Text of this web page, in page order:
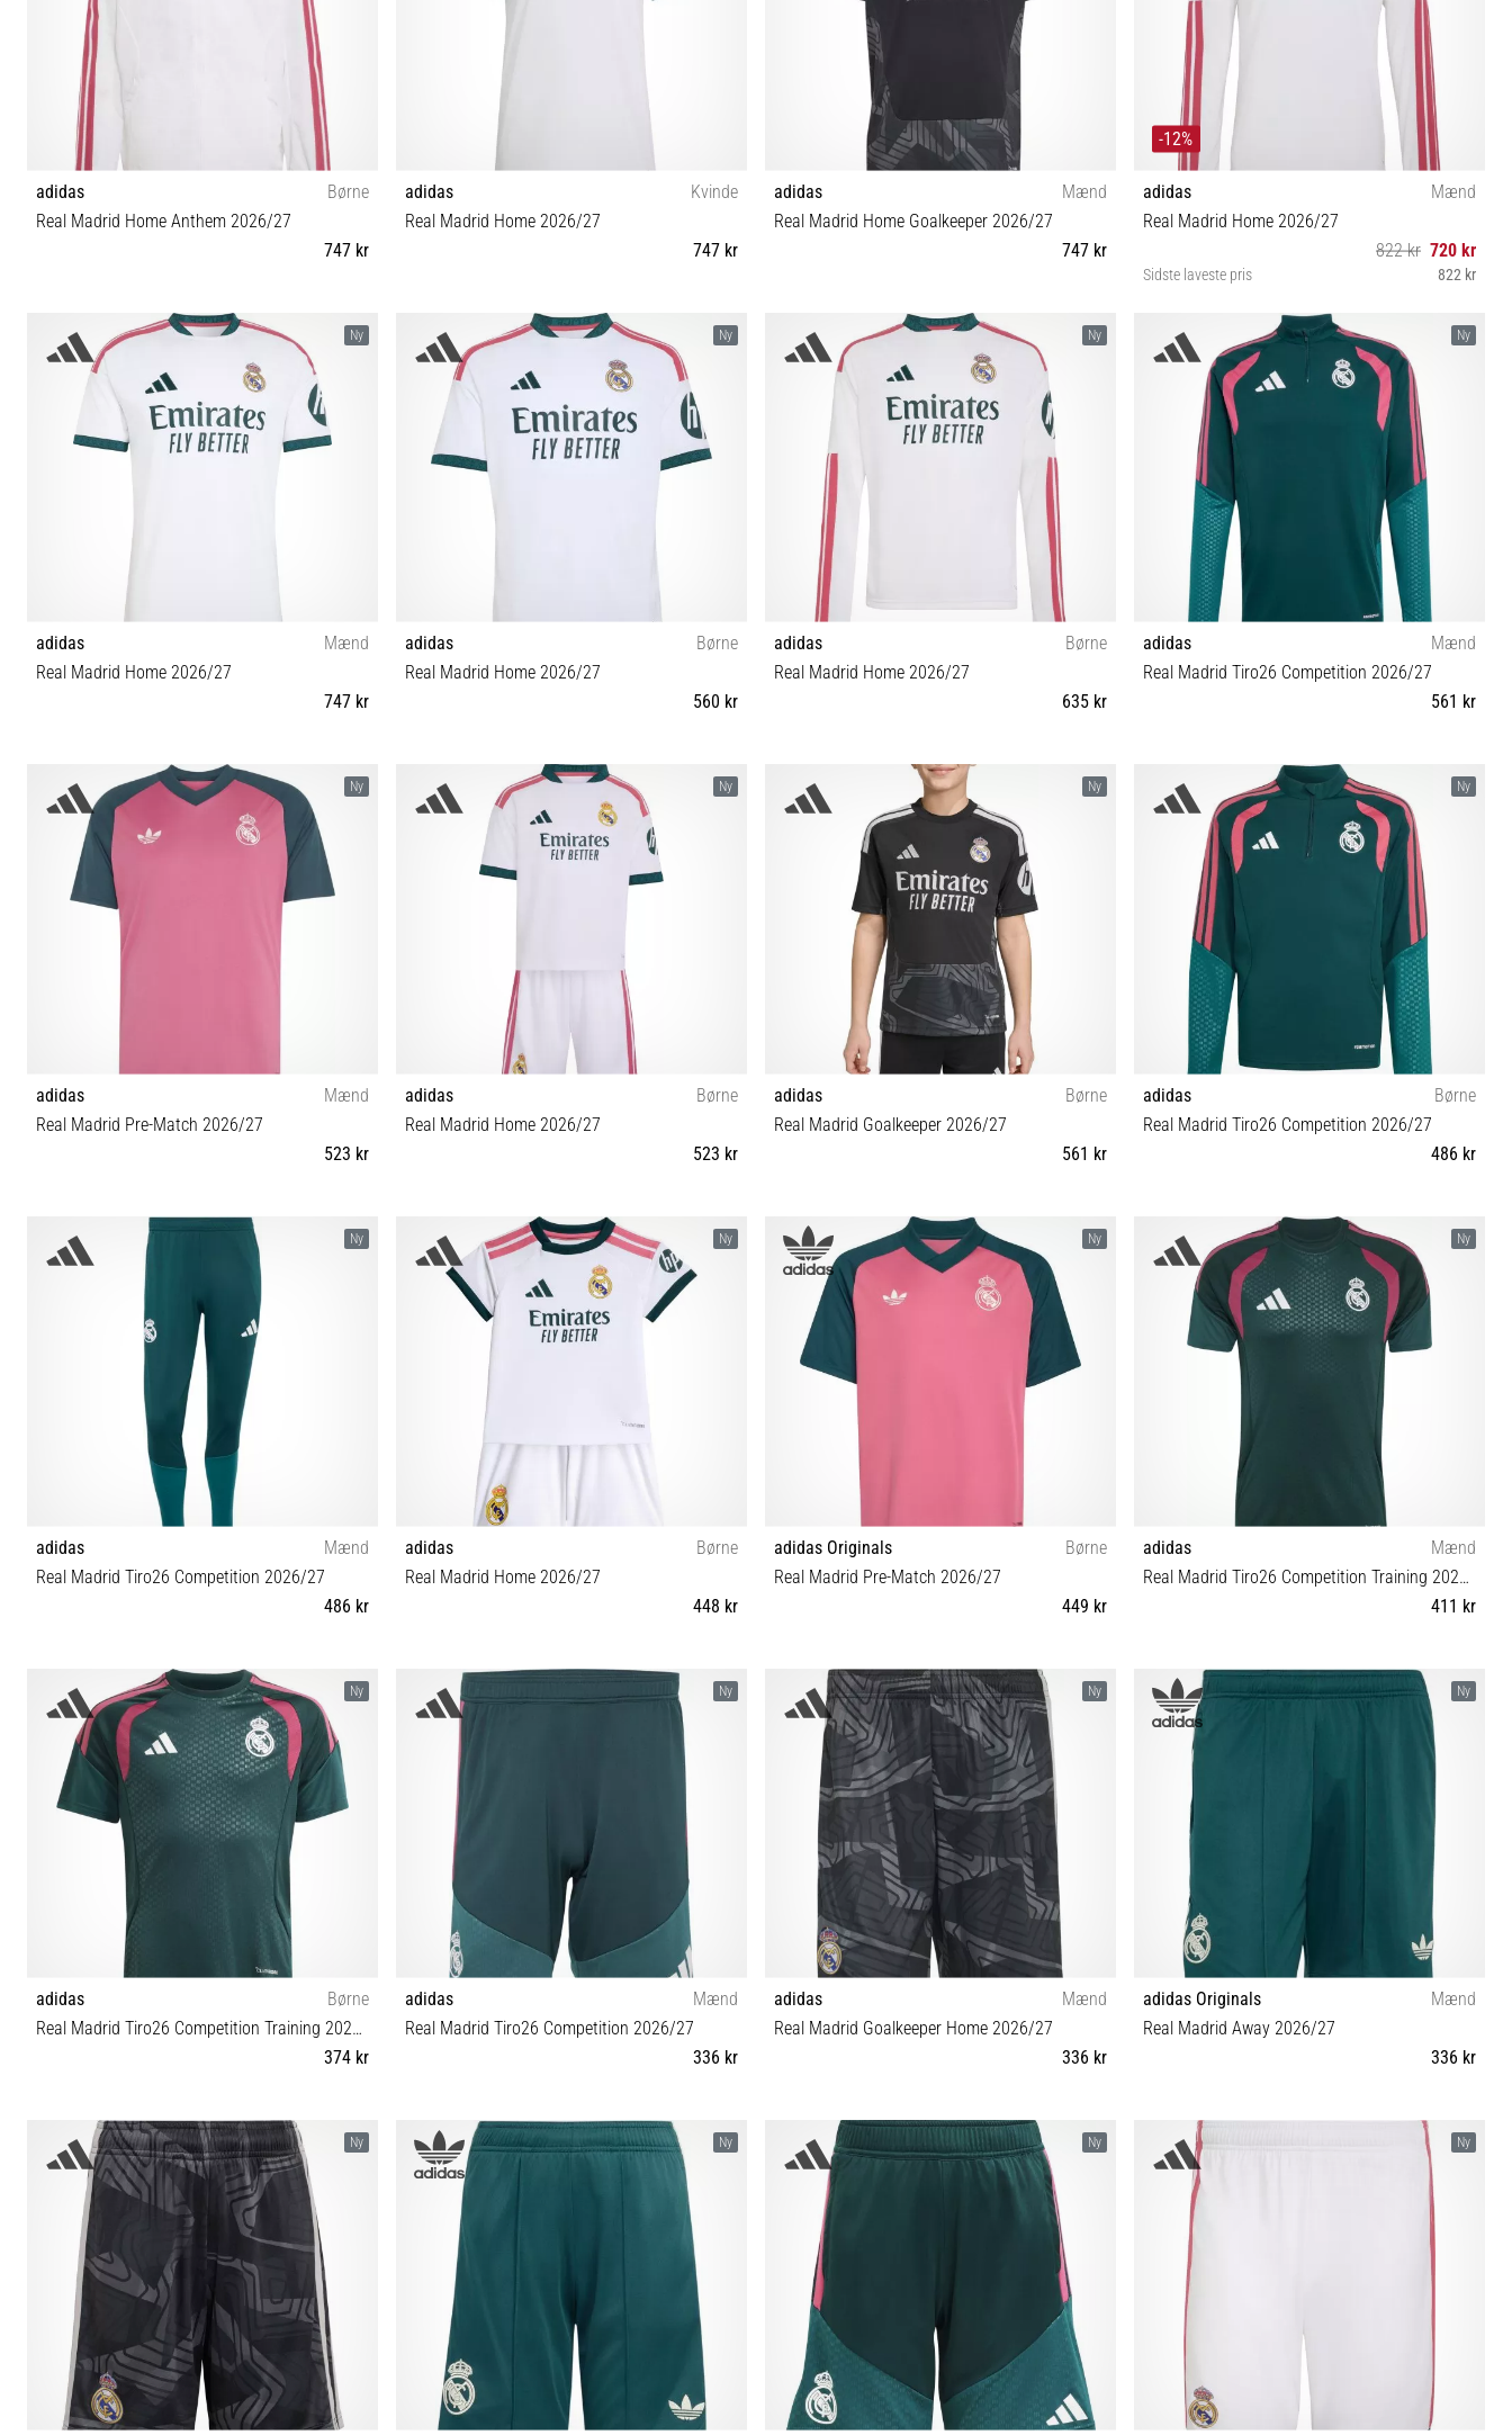
adidas
Børne
Real Madrid Home Anthem 2026/27
747 kr
XS (123-128 cm) S (135-140 cm) M (147-152 cm) L
(159-164 cm) XL (165-176 cm)
adidas
Kvinde
Real Madrid Home 2026/27
747 kr
XS S M L
adidas
Mænd
Real Madrid Home Goalkeeper 2026/27
747 kr
S M L XL XXL
-12%
adidas
Mænd
Real Madrid Home 2026/27
822 kr 720 kr
Sidste laveste pris 822 kr
S M L XL XXL 3XL
Ny
adidas
Mænd
Real Madrid Home 2026/27
747 kr
XS L XL XXL 3XL
Ny
adidas
Børne
Real Madrid Home 2026/27
560 kr
XS (123-128 cm) S (135-140 cm) M (147-152 cm) L
(159-164 cm) XL (165-176 cm)
Ny
adidas
Børne
Real Madrid Home 2026/27
635 kr
XS (123-128 cm) S (135-140 cm) L (159-164 cm) XL
(165-176 cm)
Ny
adidas
Mænd
Real Madrid Tiro26 Competition 2026/27
561 kr
L XL XXL 3XL
Ny
adidas
Mænd
Real Madrid Pre-Match 2026/27
523 kr
M L XL XXL 3XL
Ny
adidas
Børne
Real Madrid Home 2026/27
523 kr
3T (93-98 cm) 4T (99-104 cm) 5T (105-110 cm) XXS
(111-116 cm)
Ny
adidas
Børne
Real Madrid Goalkeeper 2026/27
561 kr
XS (123-128 cm) S (135-140 cm) M (147-152 cm) L
(159-164 cm) XL (165-176 cm)
Ny
adidas
Børne
Real Madrid Tiro26 Competition 2026/27
486 kr
XS (123-128 cm) S (135-140 cm)
Ny
adidas
Mænd
Real Madrid Tiro26 Competition 2026/27
486 kr
S L XL
Ny
adidas
Børne
Real Madrid Home 2026/27
448 kr
6M (63-68 cm) 9M (69-74 cm) 12M (75-80 cm) 18M
(81-86 cm)
Ny
adidas Originals
Børne
Real Madrid Pre-Match 2026/27
449 kr
XS (123-128 cm) S (135-140 cm) M (147-152 cm) L
(159-164 cm) XL (165-176 cm)
Ny
adidas
Mænd
Real Madrid Tiro26 Competition Training 2026/27
411 kr
XL XXL
Ny
adidas
Børne
Real Madrid Tiro26 Competition Training 2026/27
374 kr
XS (123-128 cm) S (135-140 cm)
Ny
adidas
Mænd
Real Madrid Tiro26 Competition 2026/27
336 kr
M
Ny
adidas
Mænd
Real Madrid Goalkeeper Home 2026/27
336 kr
M L
Ny
adidas Originals
Mænd
Real Madrid Away 2026/27
336 kr
Ny Ny Ny Ny